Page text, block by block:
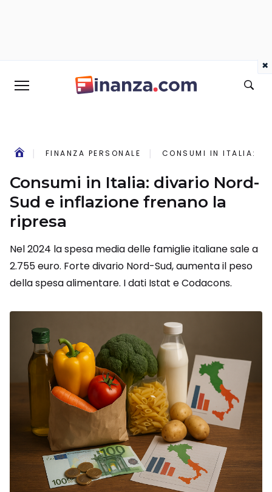
FINANZA PERSONALE CONSUMI IN ITALIA:
Consumi in Italia: divario Nord-
Sud e inflazione frenano la
ripresa
Nel 2024 la spesa media delle famiglie italiane sale a
2.755 euro. Forte divario Nord-Sud, aumenta il peso
della spesa alimentare. I dati Istat e Codacons.
×